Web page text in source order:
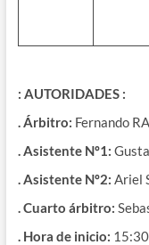
: AUTORIDADES :
. Árbitro: Fernando
. Asistente Nº1:
. Asistente Nº2: Ariel
. Cuarto árbitro:
. Hora de inicio: